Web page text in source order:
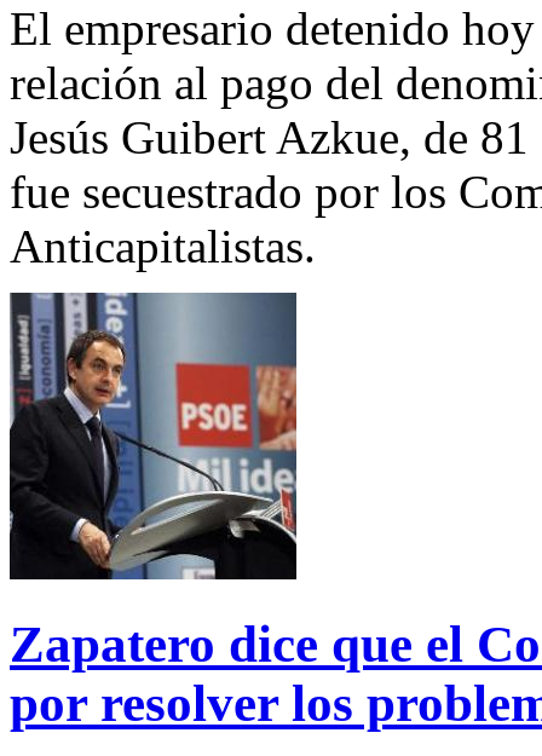
El empresario detenido
relación al pago del
Jesús Guibert Azkue, de
fue secuestrado por los
Anticapitalistas.
Zapatero dice que el
por resolver los